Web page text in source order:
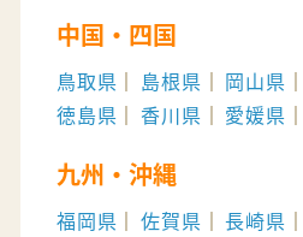
中国・四国
鳥取県 島根県 岡山県
徳島県
香川県 愛媛県
九州・沖縄
福岡県 佐賀県 長崎県